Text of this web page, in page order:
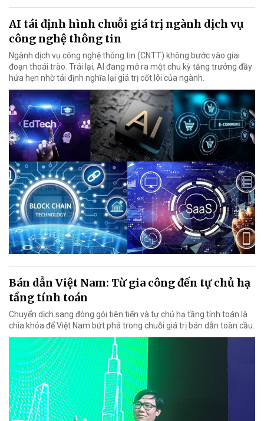
AI tái định hình chuỗi giá trị ngành dịch vụ
công nghệ thông tin
Ngành dịch vụ công nghệ thông tin (CNTT) không bước vào giai
đoạn thoái trào. Trái lại, AI đang mở ra một chu kỳ tăng trưởng đầy
hứa hẹn nhờ tái định nghĩa lại giá trị cốt lõi của ngành.
Bán dẫn Việt Nam: Từ gia công đến tự chủ hạ
tầng tính toán
Chuyển dịch sang đóng gói tiên tiến và tự chủ hạ tầng tính toán là
chìa khóa để Việt Nam bứt phá trong chuỗi giá trị bán dẫn toàn cầu.